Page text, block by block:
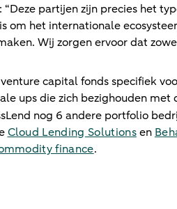
“Deze partijen zijn precies het
om het internationale
Wij zorgen ervoor dat
capital fonds specifiek
ups die zich bezighouden
nog 6 andere portfolio
Cloud Lending Solutionsen
finance.